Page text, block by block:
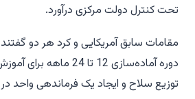
تحت کنترل دولت مرکزی درآورد.
مقامات سابق آمریکایی و کرد هر دو
دوره آماده‌سازی 12 تا 24
توزیع سلاح و ایجاد یک فرماندهی واحد در